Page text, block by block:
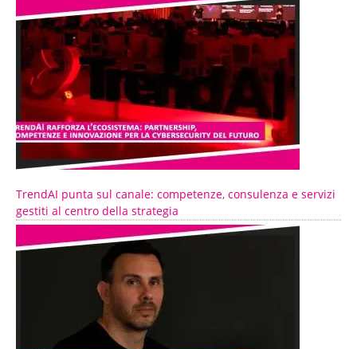
TrendAI punta sul canale: competenze, consulenza e servizi
gestiti al centro della strategia